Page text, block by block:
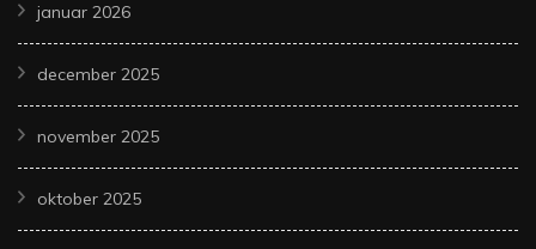
januar 2026
december 2025
november 2025
oktober 2025